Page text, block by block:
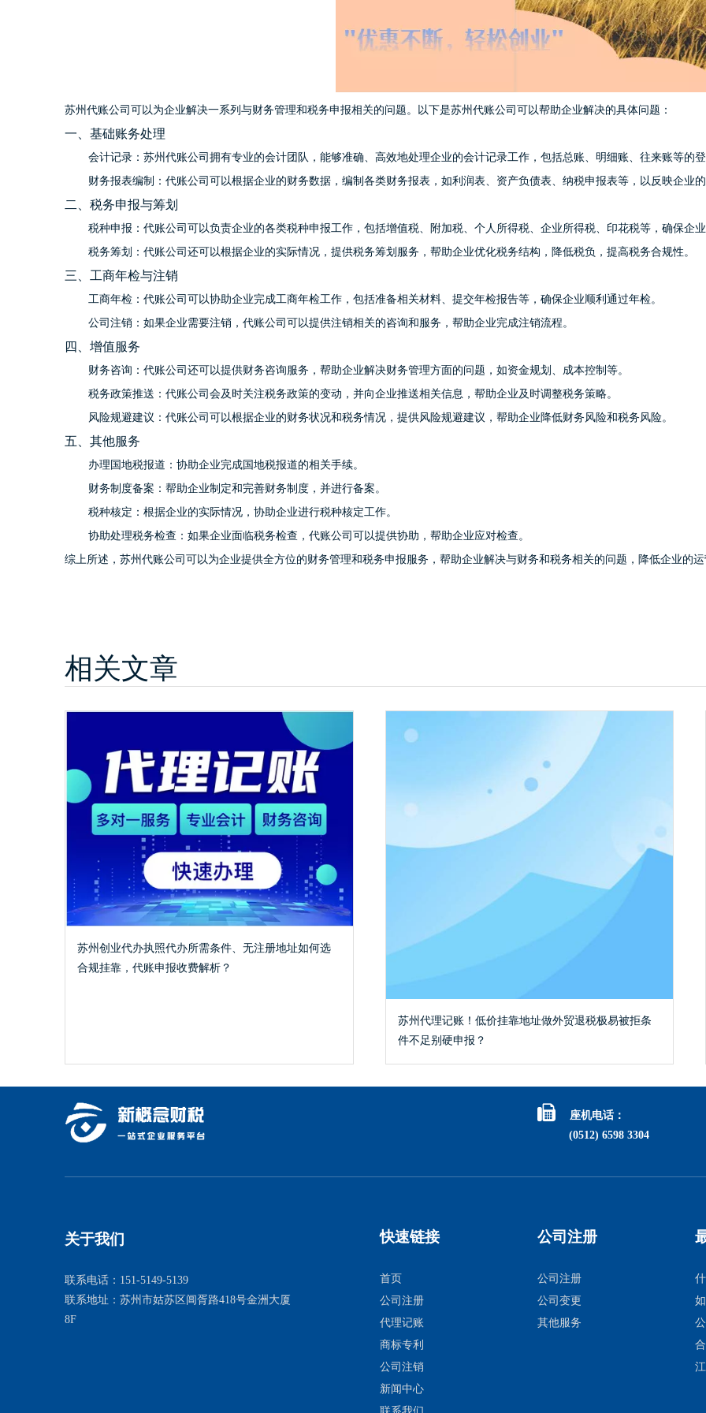
苏州代账公司可以为企业解决一系列与财务管理和税务申报相关的问题。以下是苏州代账公司可以帮助企业解决的具体问题：
一、基础账务处理
会计记录：苏州代账公司拥有专业的会计团队，能够准确、高效地处理企业的会计记录工作，包括总账、明细账、往来账等的登
财务报表编制：代账公司可以根据企业的财务数据，编制各类财务报表，如利润表、资产负债表、纳税申报表等，以反映企业的
二、税务申报与筹划
税种申报：代账公司可以负责企业的各类税种申报工作，包括增值税、附加税、个人所得税、企业所得税、印花税等，确保企
税务筹划：代账公司还可以根据企业的实际情况，提供税务筹划服务，帮助企业优化税务结构，降低税负，提高税务合规性。
三、工商年检与注销
工商年检：代账公司可以协助企业完成工商年检工作，包括准备相关材料、提交年检报告等，确保企业顺利通过年检。
公司注销：如果企业需要注销，代账公司可以提供注销相关的咨询和服务，帮助企业完成注销流程。
四、增值服务
财务咨询：代账公司还可以提供财务咨询服务，帮助企业解决财务管理方面的问题，如资金规划、成本控制等。
税务政策推送：代账公司会及时关注税务政策的变动，并向企业推送相关信息，帮助企业及时调整税务策略。
风险规避建议：代账公司可以根据企业的财务状况和税务情况，提供风险规避建议，帮助企业降低财务风险和税务风险。
五、其他服务
办理国地税报道：协助企业完成国地税报道的相关手续。
财务制度备案：帮助企业制定和完善财务制度，并进行备案。
税种核定：根据企业的实际情况，协助企业进行税种核定工作。
协助处理税务检查：如果企业面临税务检查，代账公司可以提供协助，帮助企业应对检查。
综上所述，苏州代账公司可以为企业提供全方位的财务管理和税务申报服务，帮助企业解决与财务和税务相关的问题，降低企业的运
相关文章
苏州创业代办执照代办所需条件、无注册地址如何选
合规挂靠，代账申报收费解析？
苏州代理记账！低价挂靠地址做外贸退税极易被拒条
件不足别硬申报？

座机电话：
(0512) 6598 3304
关于我们
联系电话：151-5149-5139
联系地址：苏州市姑苏区阊胥路418号金洲大厦
8F
快速链接
首页
公司注册
代理记账
商标专利
公司注销
新闻中心
公司注册
公司注册
公司变更
其他服务